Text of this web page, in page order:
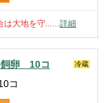
大地を守...…詳細
飼卵 10コ 冷蔵
コ